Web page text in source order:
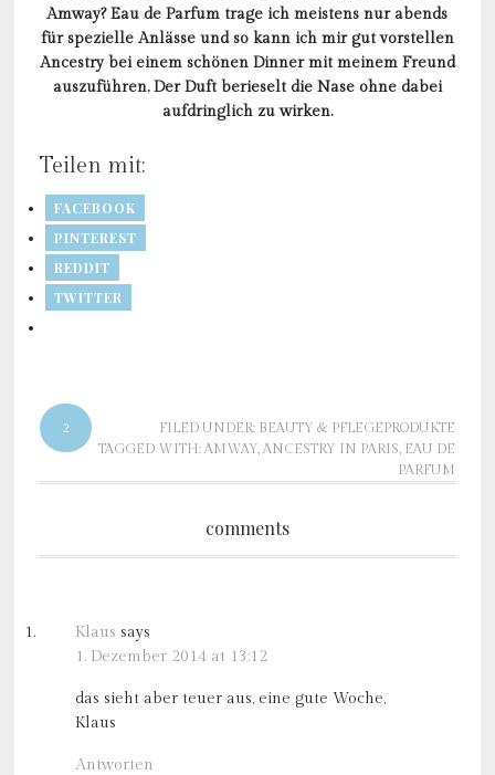
Amway? Eau de Parfum trage ich meistens nur abends
für spezielle Anlässe und so kann ich mir gut vorstellen
Ancestry bei einem schönen Dinner mit meinem Freund
auszuführen. Der Duft berieselt die Nase ohne dabei
aufdringlich zu wirken.
Teilen mit:
FACEBOOK
PINTEREST
REDDIT
TWITTER
2 FILED UNDER: BEAUTY & PFLEGEPRODUKTE
TAGGED WITH:AMWAY,ANCESTRY IN PARIS, EAU DE
PARFUM
comments
Klaus says
1. Dezember 2014 at 13:12
das sieht aber teuer aus, eine gute Woche,
Klaus
Antworten